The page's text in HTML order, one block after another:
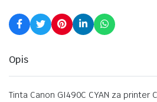
Opis
Tinta Canon GI490C CYAN za printer